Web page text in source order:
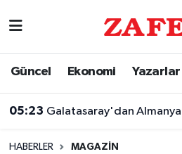
Güncel Ekonomi Yazarlar
05:23 Galatasaray'dan Almanya
HABERLER MAGAZIN
Nöbetçi Eczaneler